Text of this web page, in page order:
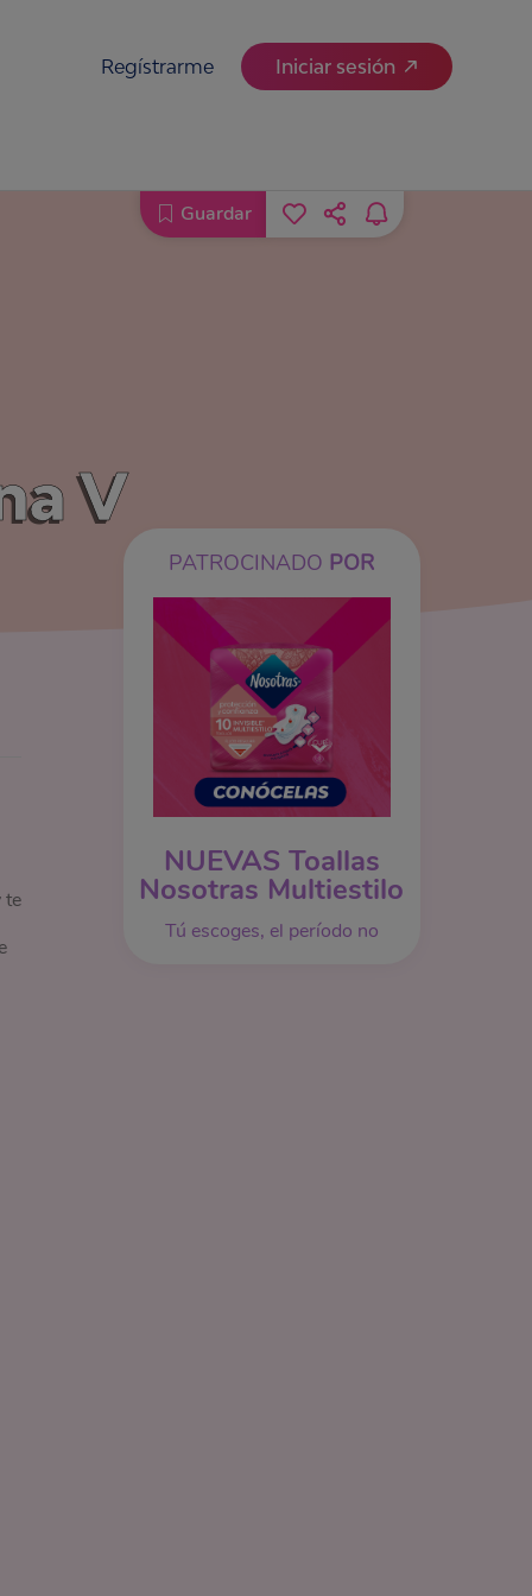
Regístrarme Iniciar sesión
V
PATROCINADO POR
NUEVAS Toallas
Nosotras Multiestilo
Tú escoges, el período no
Guardar
te